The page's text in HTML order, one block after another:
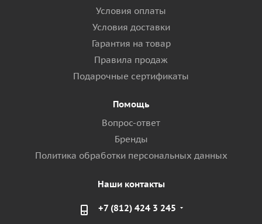
Условия оплаты
Условия доставки
Гарантия на товар
Правила продаж
Подарочные сертификаты
Помощь
Вопрос-ответ
Бренды
Политика обработки персональных данных
Наши контакты
+7 (812) 424 3 245